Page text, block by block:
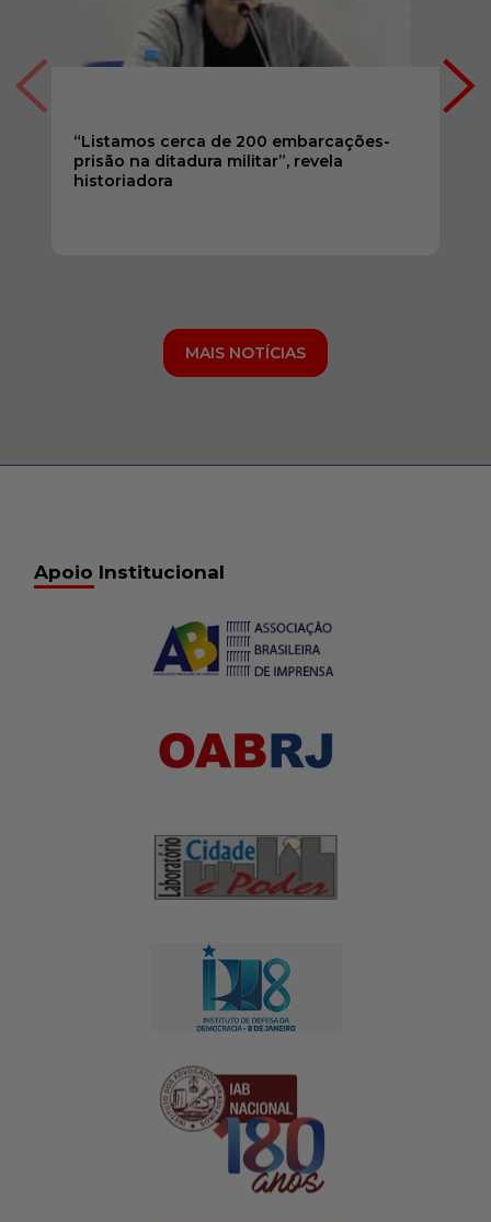
“Listamos cerca de 200 embarcações-
prisão na ditadura militar”, revela
historiadora
MAIS NOTÍCIAS
Apoio Institucional